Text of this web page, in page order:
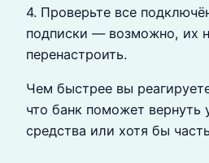
4. Проверьте все
подписки — возможно, их
перенастроить.
Чем быстрее вы
что банк поможет вернуть
средства или хотя бы